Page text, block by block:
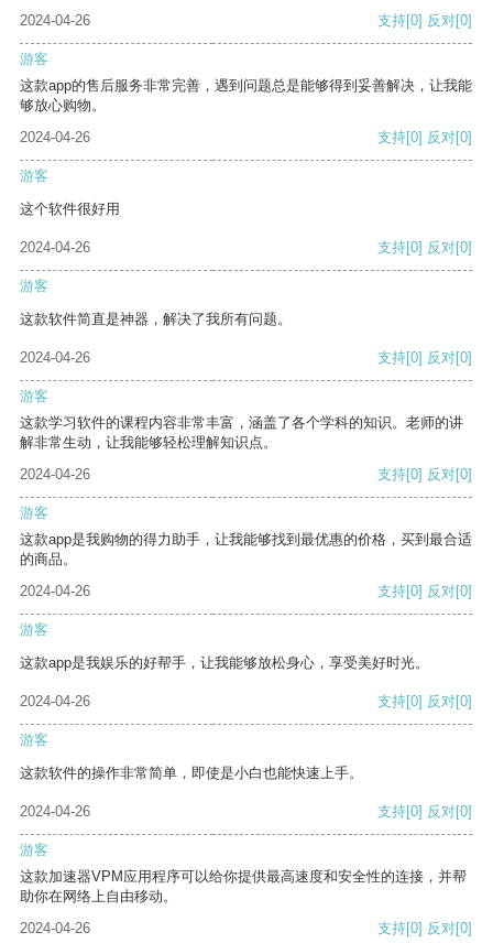
2024-04-26 支持[0] 反对[0]
游客
这款app的售后服务非常完善，遇到问题总是能够得到妥善解决，让我能
够放心购物。
2024-04-26
支持[0] 反对[0]
游客
这个软件很好用
2024-04-26 支持[0] 反对[0]
游客
这款软件简直是神器，解决了我所有问题。
2024-04-26 支持[0] 反对[0]
游客
这款学习软件的课程内容非常丰富，涵盖了各个学科的知识。老师的讲
解非常生动，让我能够轻松理解知识点。
2024-04-26
支持[0] 反对[0]
游客
这款app是我购物的得力助手，让我能够找到最优惠的价格，买到最合适
的商品。
2024-04-26
支持[0] 反对[0]
游客
这款app是我娱乐的好帮手，让我能够放松身心，享受美好时光。
2024-04-26 支持[0] 反对[0]
游客
这款软件的操作非常简单，即使是小白也能快速上手。
2024-04-26 支持[0] 反对[0]
游客
这款加速器VPM应用程序可以给你提供最高速度和安全性的连接，并帮
助你在网络上自由移动。
2024-04-26
支持[0] 反对[0]